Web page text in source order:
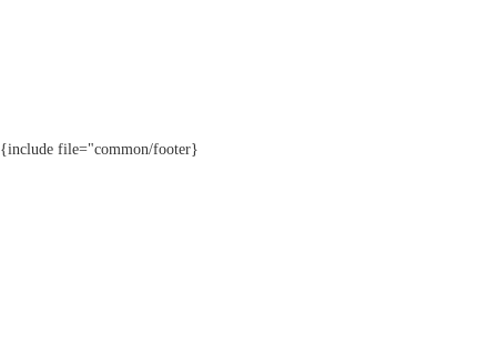
{include file="common/footer}